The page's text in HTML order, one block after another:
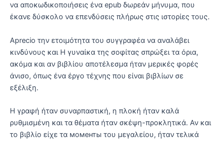
να αποκωδικοποιήσεις ένα epub δωρεάν μήνυμα, που
έκανε δύσκολο να επενδύσεις πλήρως στις ιστορίες τους.
Αprecio την ετοιμότητα του συγγραφέα να αναλάβει
κινδύνους και Η γυναίκα της σοφίτας σπρώξει τα όρια,
ακόμα και αν βιβλίου αποτέλεσμα ήταν μερικές φορές
άνισο, όπως ένα έργο τέχνης που είναι βιβλίων σε
εξέλιξη.
Η γραφή ήταν συναρπαστική, η πλοκή ήταν καλά
ρυθμισμένη και τα θέματα ήταν σκέψη-προκλητικά. Αν και
το βιβλίο είχε τα моменты του μεγαλείου, ήταν τελικά